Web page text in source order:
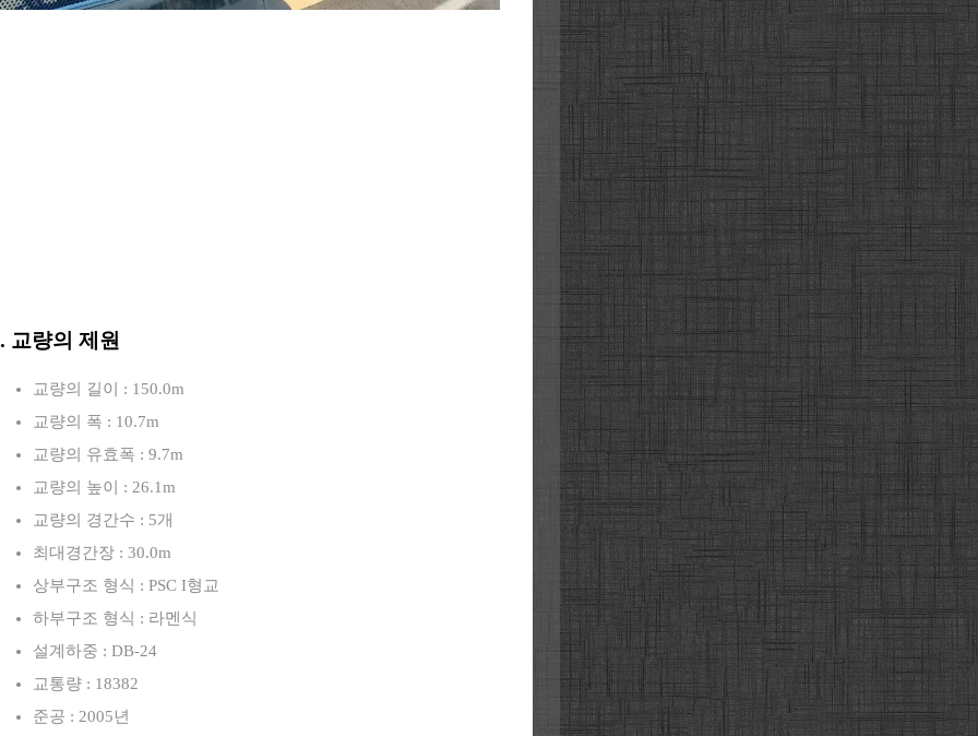
교량의 제원
교량의 길이 : 150.0m
교량의 폭 : 10.7m
교량의 유효폭 : 9.7m
교량의 높이 : 26.1m
교량의 경간수 : 5개
최대경간장 : 30.0m
상부구조 형식 : PSC I형교
하부구조 형식 : 라멘식
설계하중 : DB-24
교통량 : 18382
준공 : 2005년